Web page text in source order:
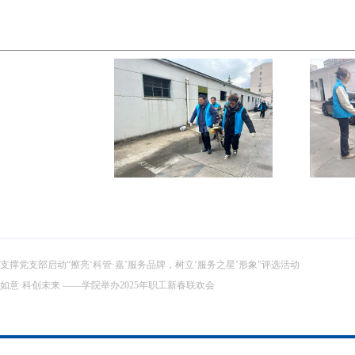
撑党支部启动“擦亮‘科管·嘉’服务品牌，树立‘服务之星’形象”评选活动
意·科创未来 ——学院举办2025年职工新春联欢会